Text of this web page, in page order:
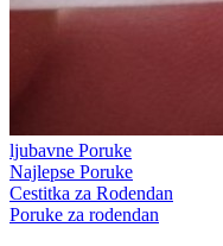
ljubavne Poruke
Najlepse Poruke
Cestitka za Rodendan
Poruke za rodendan